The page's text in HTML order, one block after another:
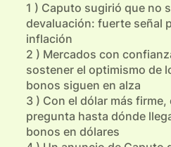
1 ) Caputo sugirió que no
devaluación: fuerte señal
inflación
2 ) Mercados con
sostener el optimismo de
bonos siguen en alza
3 ) Con el dólar más firme,
pregunta hasta dónde
bonos en dólares